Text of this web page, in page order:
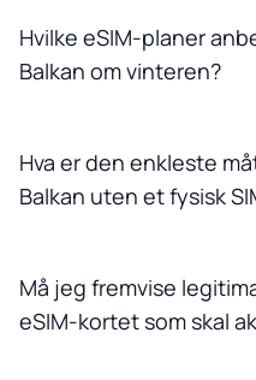
Hvilke eSIM-planer
Balkan om vinteren?
Hva er den enkleste
Balkan uten et fysisk
Må jeg fremvise
eSIM-kortet som skal